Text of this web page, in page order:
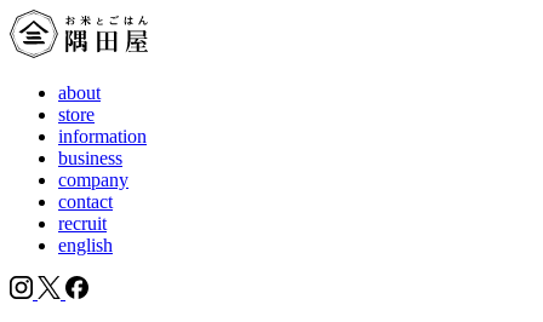
about
store
information
business
company
contact
recruit
english